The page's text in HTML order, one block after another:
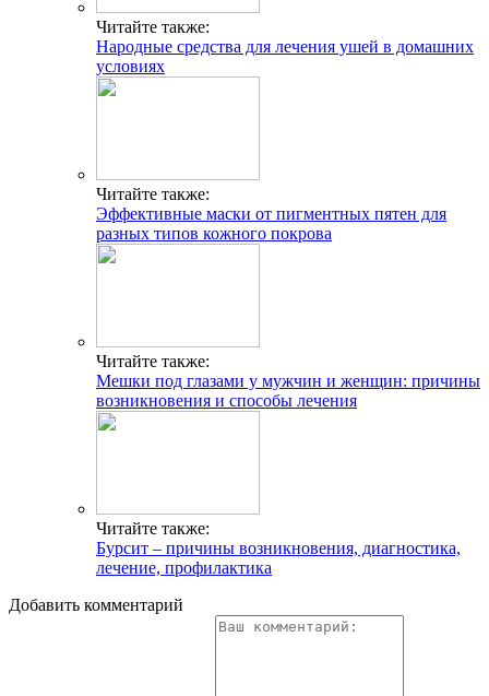
Читайте также:
Народные средства для лечения ушей в домашних
условиях
Читайте также:
Эффективные маски от пигментных пятен для
разных типов кожного покрова
Читайте также:
Мешки под глазами у мужчин и женщин: причины
возникновения и способы лечения
Читайте также:
Бурсит – причины возникновения, диагностика,
лечение, профилактика
Добавить комментарий